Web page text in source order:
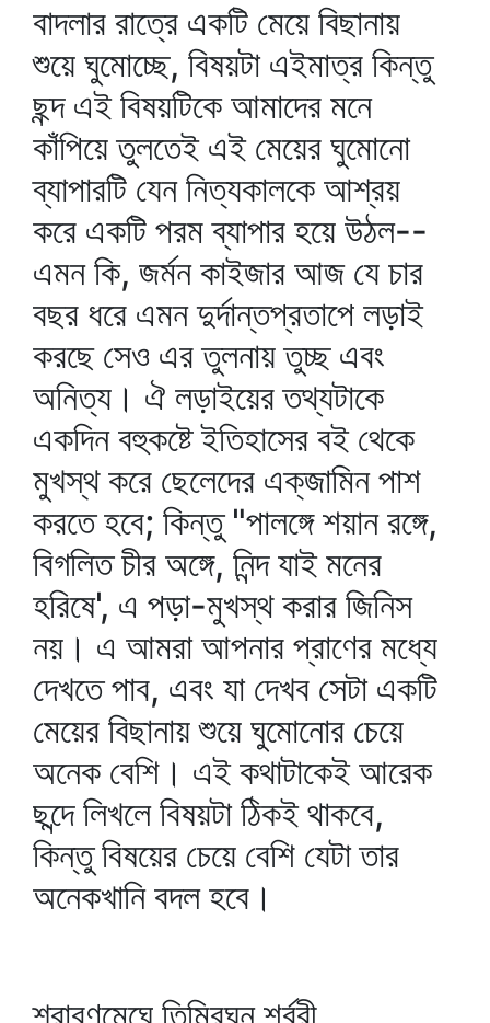
বাদলার রাত্রে একটি মেয়ে বিছানায়
শুয়ে ঘুমোচ্ছে, বিষয়টা এইমাত্র কিন্তু
ছন্দ এই বিষয়টিকে আমাদের মনে
কাঁপিয়ে তুলতেই এই মেয়ের ঘুমোনো
ব্যাপারটি যেন নিত্যকালকে আশ্রয়
করে একটি পরম ব্যাপার হয়ে উঠল--
এমন কি, জর্মন কাইজার আজ যে চার
বছর ধরে এমন দুর্দান্তপ্রতাপে লড়াই
করছে সেও এর তুলনায় তুচ্ছ এবং
অনিত্য। ঐ লড়াইয়ের তথ্যটাকে
একদিন বহুকষ্টে ইতিহাসের বই থেকে
মুখস্থ করে ছেলেদের এক্‌জামিন পাশ
করতে হবে; কিন্তু "পালঙ্গে শয়ান রঙ্গে,
বিগলিত চীর অঙ্গে, নিন্দ যাই মনের
হরিষে', এ পড়া-মুখস্থ করার জিনিস
নয়। এ আমরা আপনার প্রাণের মধ্যে
দেখতে পাব, এবং যা দেখব সেটা একটি
মেয়ের বিছানায় শুয়ে ঘুমোনোর চেয়ে
অনেক বেশি। এই কথাটাকেই আরেক
ছন্দে লিখলে বিষয়টা ঠিকই থাকবে,
কিন্তু বিষয়ের চেয়ে বেশি যেটা তার
অনেকখানি বদল হবে।